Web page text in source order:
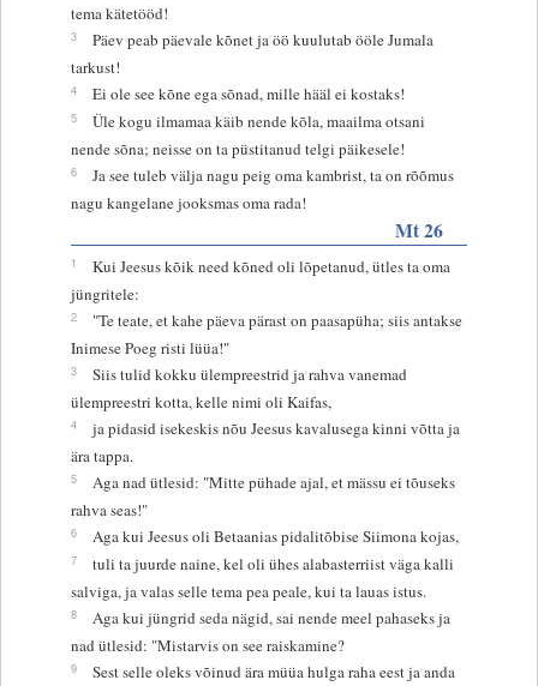
tema kätetööd!
3
Päev peab päevale kõnet ja öö kuulutab ööle Jumala
tarkust!
4 Ei ole see kõne ega sõnad, mille hääl ei kostaks!
5
Üle kogu ilmamaa käib nende kõla, maailma otsani
nende sõna; neisse on ta püstitanud telgi päikesele!
6
Ja see tuleb välja nagu peig oma kambrist, ta on rõõmus
nagu kangelane jooksmas oma rada!
Mt 26
1
Kui Jeesus kõik need kõned oli lõpetanud, ütles ta oma
jüngritele:
2
"Te teate, et kahe päeva pärast on paasapüha; siis antakse
Inimese Poeg risti lüüa!"
3
Siis tulid kokku ülempreestrid ja rahva vanemad
ülempreestri kotta, kelle nimi oli Kaifas,
4
ja pidasid isekeskis nõu Jeesus kavalusega kinni võtta ja
ära tappa.
5
Aga nad ütlesid: "Mitte pühade ajal, et mässu ei tõuseks
rahva seas!"
6 Aga kui Jeesus oli Betaanias pidalitõbise Siimona kojas,
7
tuli ta juurde naine, kel oli ühes alabasterriist väga kalli
salviga, ja valas selle tema pea peale, kui ta lauas istus.
8
Aga kui jüngrid seda nägid, sai nende meel pahaseks ja
nad ütlesid: "Mistarvis on see raiskamine?
9
Sest selle oleks võinud ära müüa hulga raha eest ja anda